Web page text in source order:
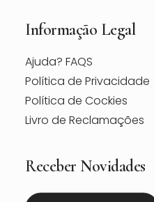
Informação Legal
Ajuda? FAQS
Política de Privacidade
Política de Cockies
Livro de Reclamações
Receber Novidades